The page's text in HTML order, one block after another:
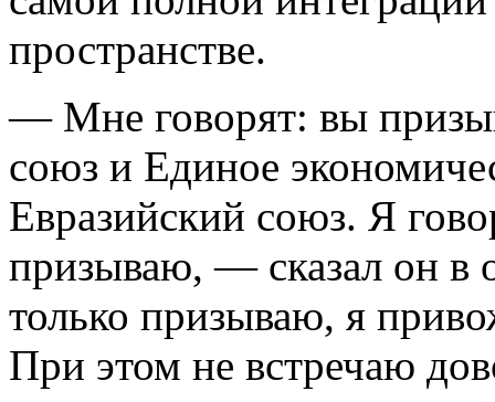
пространстве.
— Мне говорят: вы
союз и Единое
Евразийский союз. Я
призываю, — сказал он
только призываю, я
При этом не встречаю